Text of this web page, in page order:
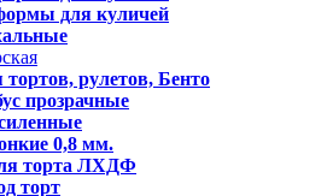
для куличей
рулетов, Бенто
прозрачные
0,8 мм.
торта ЛХДФ
торт